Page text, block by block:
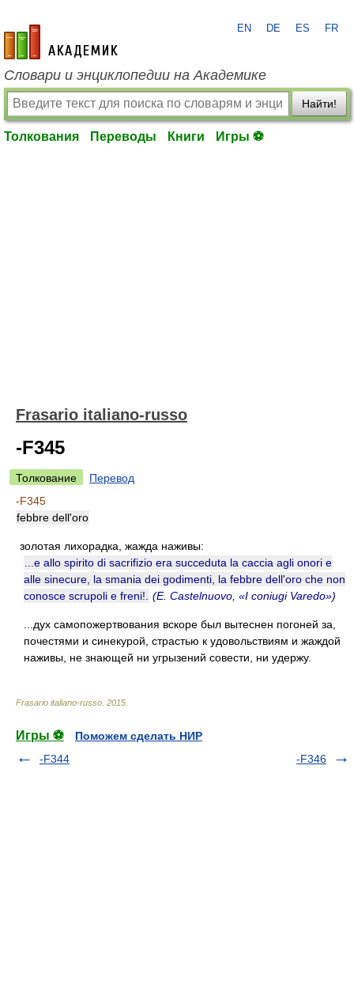
academic.ru
EN DE ES FR
Словари и энциклопедии на Академике
Найти!
Толкования Переводы Книги Игры ⚽
Frasario italiano-russo
-F345
Толкование
Перевод
-F345
febbre dell'oro
золотая лихорадка, жажда наживы:
...e allo spirito di sacrifizio era succeduta la caccia agli onori e
alle sinecure, la smania dei godimenti, la febbre dell'oro che non
conosce scrupoli e freni!.
(E. Castelnuovo, «I coniugi Varedo»)
...дух самопожертвования вскоре был вытеснен погоней за,
почестями и синекурой, страстью к удовольствиям и жаждой
наживы, не знающей ни угрызений совести, ни удержу.
Frasario italiano-russo 2015
Игры ⚽
Поможем сделать НИР
-F344
-F346